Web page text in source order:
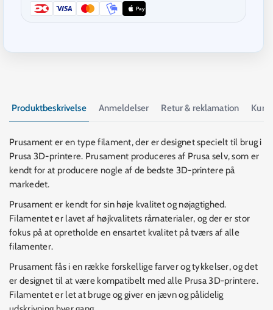
Pay
Produktbeskrivelse Anmeldelser Retur & reklamation
Prusament er en type filament, der er designet specielt til brug i
Prusa 3D-printere. Prusament produceres af Prusa selv, som er
kendt for at producere nogle af de bedste 3D-printere på
markedet.
Prusament er kendt for sin høje kvalitet og nøjagtighed.
Filamentet er lavet af højkvalitets råmaterialer, og der er stor
fokus på at opretholde en ensartet kvalitet på tværs af alle
filamenter.
Prusament fås i en række forskellige farver og tykkelser, og det
er designet til at være kompatibelt med alle Prusa 3D-printere.
Filamentet er let at bruge og giver en jævn og pålidelig